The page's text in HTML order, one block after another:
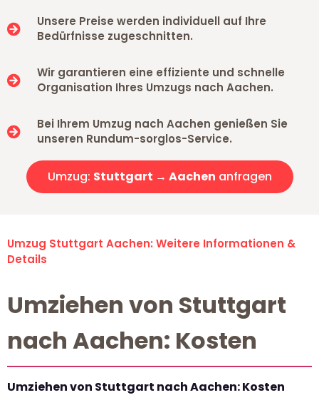
Unsere Preise werden individuell auf Ihre
Bedürfnisse zugeschnitten.
Wir garantieren eine effiziente und schnelle
Organisation Ihres Umzugs nach Aachen.
Bei Ihrem Umzug nach Aachen genießen Sie
unseren Rundum-sorglos-Service.
Umzug: Stuttgart → Aachen anfragen
Umzug Stuttgart Aachen: Weitere Informationen &
Details
Umziehen von Stuttgart
nach Aachen: Kosten
Umziehen von Stuttgart nach Aachen: Kosten